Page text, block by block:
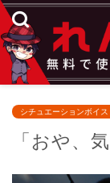
シチュエーションボイス
「おや、